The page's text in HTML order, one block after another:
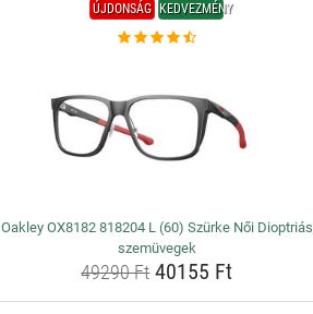
ÚJDONSÁG KEDVEZMÉNY
Oakley OX8182 818204 L (60) Szürke Női Dioptriás
szemüvegek
49290 Ft40155 Ft